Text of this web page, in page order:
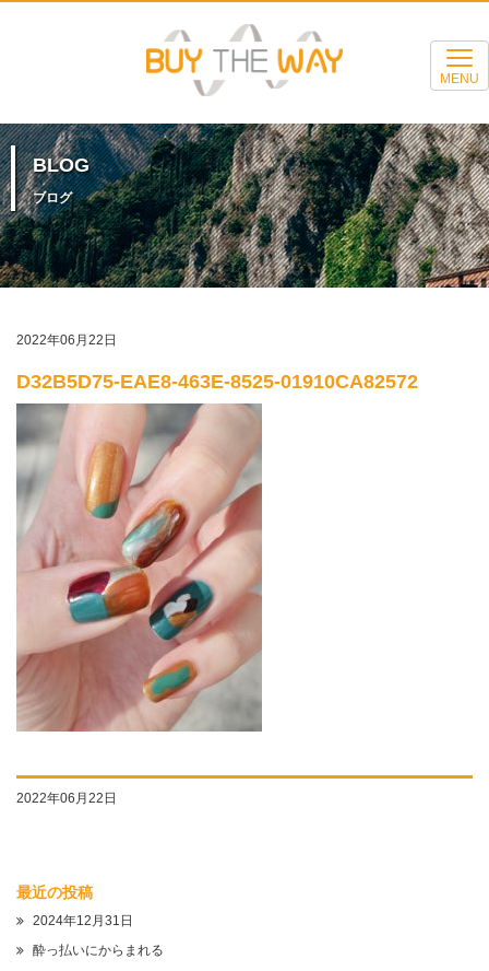
MENU
BLOG
ブログ
2022年06月22日
D32B5D75-EAE8-463E-8525-01910CA82572
2022年06月22日
最近の投稿
2024年12月31日
酔っ払いにからまれる